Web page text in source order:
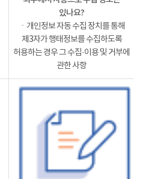
있나요?
ㆍ개인정보 자동 수집 장치를 통해
제3자가 행태정보를 수집하도록
허용하는 경우 그 수집·이용 및 거부에
관한 사항